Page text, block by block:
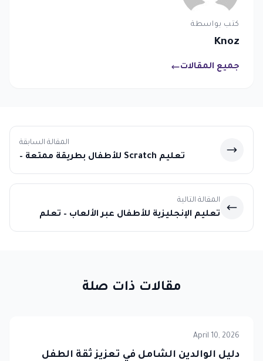
كتب بواسطة
Knoz
جميع المقالات
المقالة السابقة
تعليم Scratch للأطفال بطريقة ممتعة –
المقالة التالية
تعليم الإنجليزية للأطفال عبر الألعاب – تعلم
مقالات ذات صلة
April 10, 2026
دليل الوالدين الشامل في تعزيز ثقة الطفل